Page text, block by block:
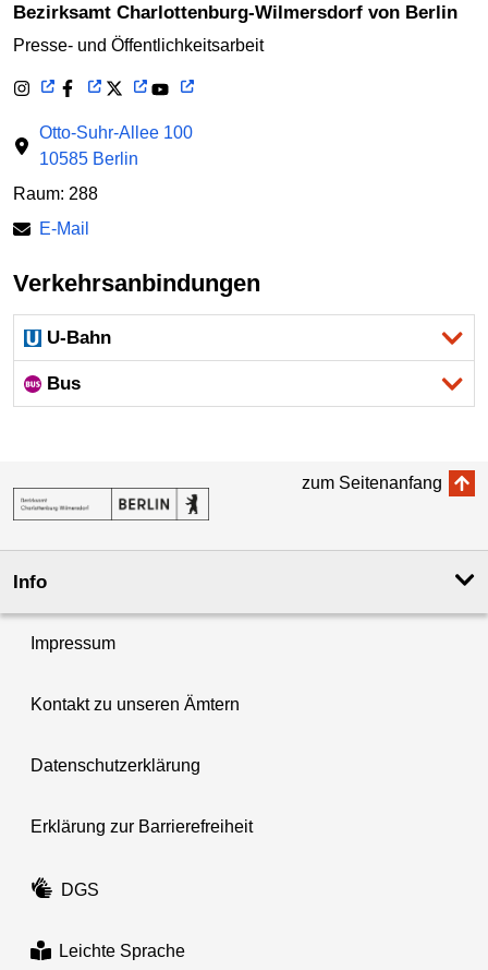
Bezirksamt Charlottenburg-Wilmersdorf von Berlin
Presse- und Öffentlichkeitsarbeit
Otto-Suhr-Allee 100
10585 Berlin
Raum: 288
E-Mail
Verkehrsanbindungen
U-Bahn
Bus
zum Seitenanfang
Info
Impressum
Kontakt zu unseren Ämtern
Datenschutzerklärung
Erklärung zur Barrierefreiheit
DGS
Leichte Sprache